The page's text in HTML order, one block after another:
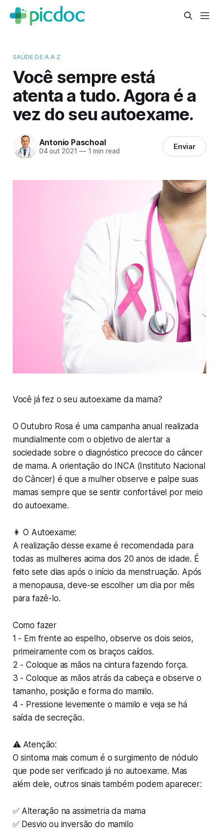
SAÚDE DE A A Z
Você sempre está
atenta a tudo. Agora é a
vez do seu autoexame.
Antonio Paschoal
04 out 2021 —1 min read Enviar
Você já fez o seu autoexame da mama?
O Outubro Rosa é uma campanha anual realizada
mundialmente com o objetivo de alertar a
sociedade sobre o diagnóstico precoce do câncer
de mama. A orientação do INCA (Instituto Nacional
do Câncer) é que a mulher observe e palpe suas
mamas sempre que se sentir confortável por meio
do autoexame.
👩 O Autoexame:
A realização desse exame é recomendada para
todas as mulheres acima dos 20 anos de idade. É
feito sete dias após o início da menstruação. Após
a menopausa, deve-se escolher um dia por mês
para fazê-lo.
Como fazer
1 - Em frente ao espelho, observe os dois seios,
primeiramente com os braços caídos.
2 - Coloque as mãos na cintura fazendo força.
3 - Coloque as mãos atrás da cabeça e observe o
tamanho, posição e forma do mamilo.
4 - Pressione levemente o mamilo e veja se há
saída de secreção.
⚠️ Atenção:
O sintoma mais comum é o surgimento de nódulo
que pode ser verificado já no autoexame. Mas
além dele, outros sinais também podem aparecer:
✅ Alteração na assimetria da mama
✅ Desvio ou inversão do mamilo